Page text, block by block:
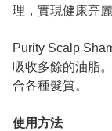
理，實現健康亮麗
Purity Scalp
吸收多餘的油脂
合各種髮質。
使用方法